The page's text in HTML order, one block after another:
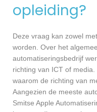
opleiding?
Deze vraag kan zowel
worden. Over het
automatiseringsbedrijf
richting van ICT of
waarom de richting van
Aangezien de meeste
Smitse Apple